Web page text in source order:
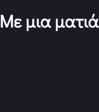
Με μια ματιά